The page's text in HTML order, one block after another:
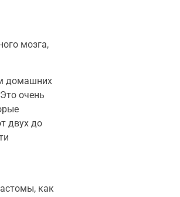
мозга,
домашних
очень
двух до
как